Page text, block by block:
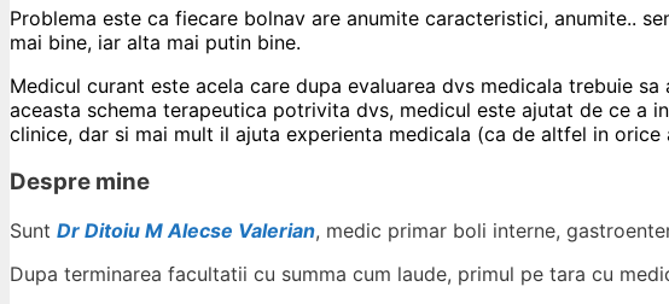
Problema este ca fiecare bolnav are anumite caracteristici, anumite..
mai bine, iar alta mai putin bine.
Medicul curant este acela care dupa evaluarea dvs medicala trebuie
aceasta schema terapeutica potrivita dvs, medicul este ajutat de ce
clinice, dar si mai mult il ajuta experienta medicala (ca de altfel in orice
Despre mine
Sunt Dr Ditoiu M Alecse Valerian, medic primar boli interne,
Dupa terminarea facultatii cu summa cum laude, primul pe tara cu